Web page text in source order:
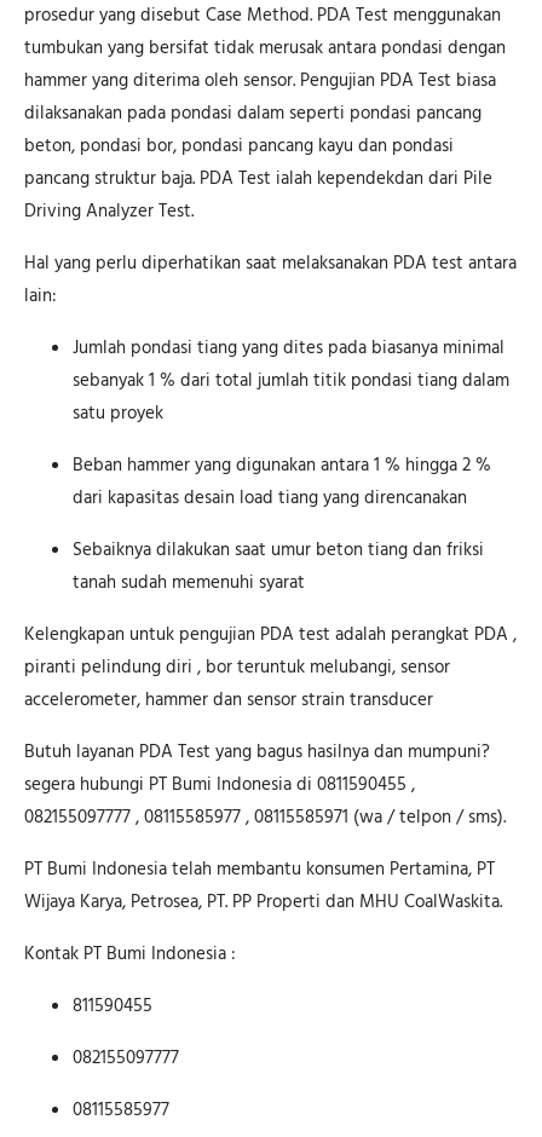
prosedur yang disebut Case Method. PDA Test menggunakan
tumbukan yang bersifat tidak merusak antara pondasi dengan
hammer yang diterima oleh sensor. Pengujian PDA Test biasa
dilaksanakan pada pondasi dalam seperti pondasi pancang
beton, pondasi bor, pondasi pancang kayu dan pondasi
pancang struktur baja. PDA Test ialah kependekdan dari Pile
Driving Analyzer Test.
Hal yang perlu diperhatikan saat melaksanakan PDA test antara
lain:
Jumlah pondasi tiang yang dites pada biasanya minimal
sebanyak 1 % dari total jumlah titik pondasi tiang dalam
satu proyek
Beban hammer yang digunakan antara 1 % hingga 2 %
dari kapasitas desain load tiang yang direncanakan
Sebaiknya dilakukan saat umur beton tiang dan friksi
tanah sudah memenuhi syarat
Kelengkapan untuk pengujian PDA test adalah perangkat PDA ,
piranti pelindung diri , bor teruntuk melubangi, sensor
accelerometer, hammer dan sensor strain transducer
Butuh layanan PDA Test yang bagus hasilnya dan mumpuni?
segera hubungi PT Bumi Indonesia di 0811590455 ,
082155097777 , 08115585977 , 08115585971 (wa / telpon / sms).
PT Bumi Indonesia telah membantu konsumen Pertamina, PT
Wijaya Karya, Petrosea, PT. PP Properti dan MHU CoalWaskita.
Kontak PT Bumi Indonesia :
811590455
082155097777
08115585977